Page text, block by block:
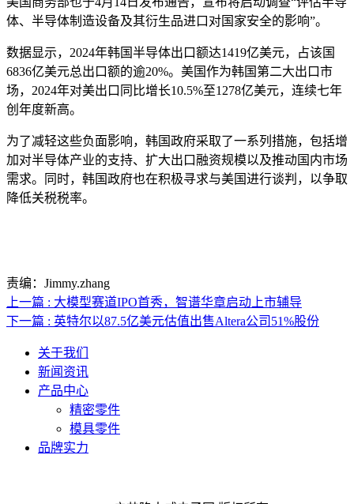
体、半导体制造设备及其衍生品进口对国家安全的影响”。
数据显示，2024年韩国半导体出口额达1419亿美元，占该国
6836亿美元总出口额的逾20%。美国作为韩国第二大出口市
场，2024年对美出口同比增长10.5%至1278亿美元，连续七年
创年度新高。
为了减轻这些负面影响，韩国政府采取了一系列措施，包括增
加对半导体产业的支持、扩大出口融资规模以及推动国内市场
需求。同时，韩国政府也在积极寻求与美国进行谈判，以争取
降低关税税率。
责编：Jimmy.zhang
上一篇 : 大模型赛道IPO首秀，智谱华章启动上市辅导
下一篇 : 英特尔以87.5亿美元估值出售Altera公司51%股份
关于我们
新闻资讯
产品中心
精密零件
模具零件
品牌实力